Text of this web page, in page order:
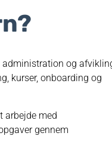
administration og
kurser, onboarding og
arbejde med
gennem